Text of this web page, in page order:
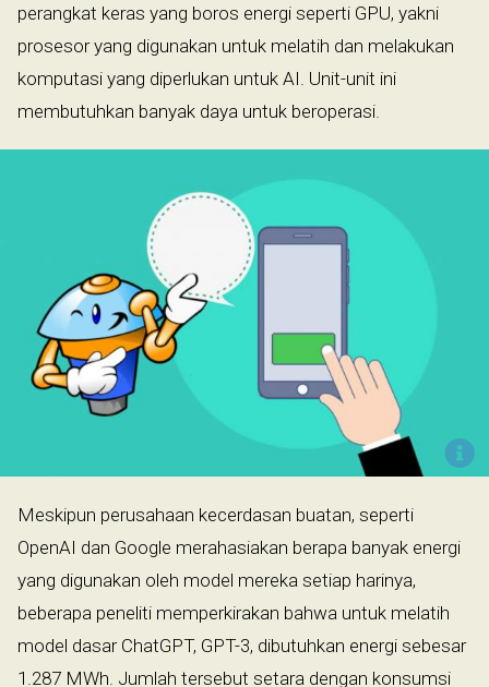
perangkat keras yang boros energi seperti GPU, yakni
prosesor yang digunakan untuk melatih dan melakukan
komputasi yang diperlukan untuk AI. Unit-unit ini
membutuhkan banyak daya untuk beroperasi.
Meskipun perusahaan kecerdasan buatan, seperti
OpenAI dan Google merahasiakan berapa banyak energi
yang digunakan oleh model mereka setiap harinya,
beberapa peneliti memperkirakan bahwa untuk melatih
model dasar ChatGPT, GPT-3, dibutuhkan energi sebesar
1.287 MWh. Jumlah tersebut setara dengan konsumsi